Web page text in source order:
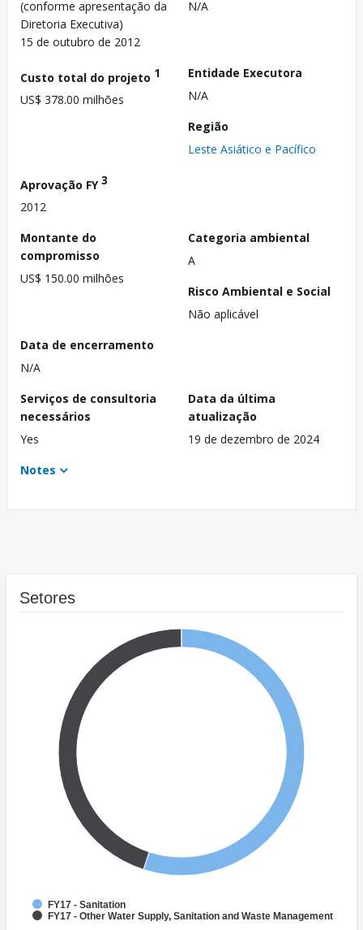
(conforme apresentação da
Diretoria Executiva)
15 de outubro de 2012
N/A
Custo total do projeto 1
US$ 378.00 milhões
Entidade Executora
N/A
Região
Leste Asiático e Pacífico
Aprovação FY3
2012
Montante do
compromisso
US$ 150.00 milhões
Categoria ambiental
A
Risco Ambiental e Social
Não aplicável
Data de encerramento
N/A
Serviços de consultoria
necessários
Yes
Data da última
atualização
19 de dezembro de 2024
Notes
Setores
FY17 - Sanitation
FY17 - Other Water Supply, Sanitation and Waste Management